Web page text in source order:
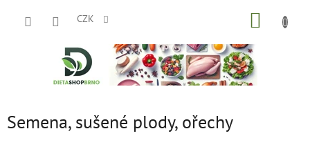
CZK
Semena, sušené plody, ořechy